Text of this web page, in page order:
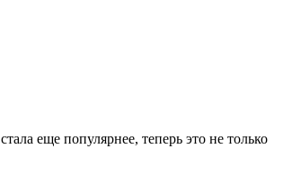
стала еще популярнее, теперь это не только